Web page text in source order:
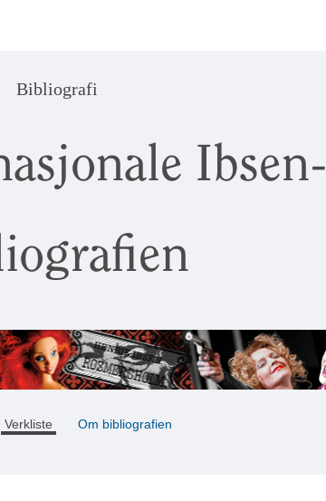
Bibliografi
Ibsen-
Verkliste Om bibliografien